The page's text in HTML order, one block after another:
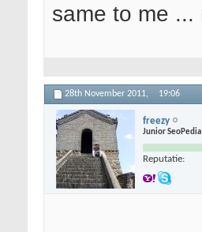
same to me
28th November 2011, 19:06
freezy
Junior SeoPedia
Reputatie: